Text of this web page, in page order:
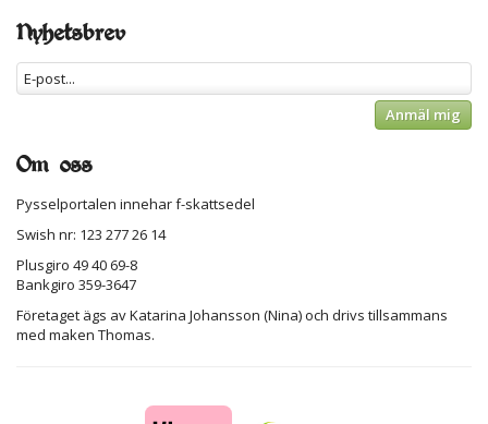
Nyhetsbrev
Anmäl mig
Om oss
Pysselportalen innehar f-skattsedel
Swish nr: 123 277 26 14
Plusgiro 49 40 69-8
Bankgiro 359-3647
Företaget ägs av Katarina Johansson (Nina) och drivs tillsammans
med maken Thomas.